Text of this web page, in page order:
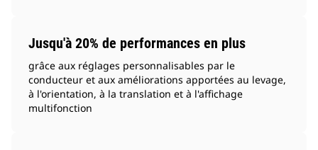
Jusqu'à 20% de performances en plus
grâce aux réglages personnalisables par le
conducteur et aux améliorations apportées au levage,
à l'orientation, à la translation et à l'affichage
multifonction